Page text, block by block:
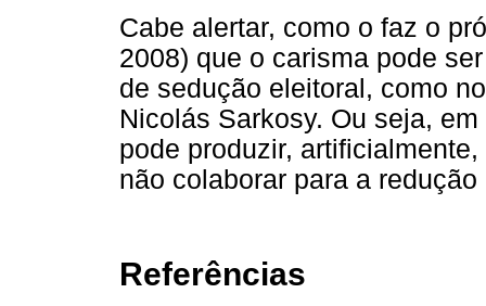
Cabe alertar, como o faz o
2008) que o carisma pode
de sedução eleitoral, como
Nicolás Sarkosy. Ou seja,
pode produzir,
não colaborar para a
Referências